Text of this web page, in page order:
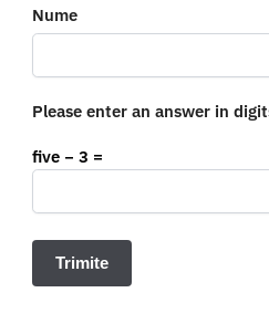
Nume
Please enter an answer in
five − 3 =